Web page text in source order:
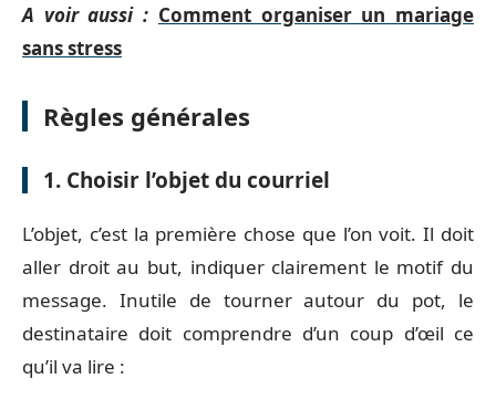
A voir aussi : Comment organiser un mariage
sans stress
Règles générales
1. Choisir l’objet du courriel
L’objet, c’est la première chose que l’on voit. Il doit
aller droit au but, indiquer clairement le motif du
message. Inutile de tourner autour du pot, le
destinataire doit comprendre d’un coup d’œil ce
qu’il va lire :